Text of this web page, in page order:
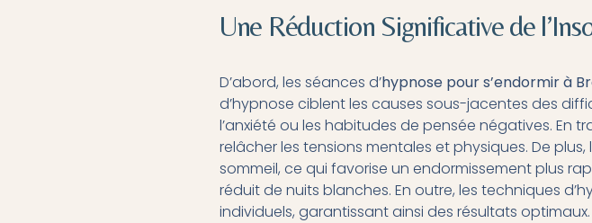
Une Réduction Significative de
D’abord, les séances d’hypnose pour s’endormir à
d’hypnose ciblent les causes sous-jacentes des
l’anxiété ou les habitudes de pensée négatives. En
relâcher les tensions mentales et physiques. De
sommeil, ce qui favorise un endormissement plus
réduit de nuits blanches. En outre, les techniques
individuels, garantissant ainsi des résultats optimaux.